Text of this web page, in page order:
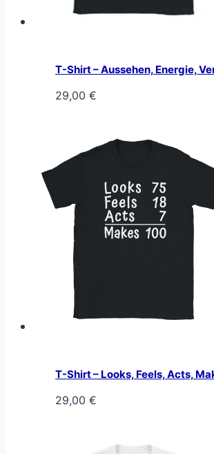
T-Shirt – Aussehen, Energie,
29,00 €
T-Shirt – Looks, Feels, Acts,
29,00 €